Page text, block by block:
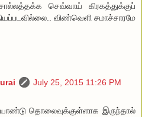
செவ்வாய் கிரகத்துக்குப்
விண்வெளி சமாச்சாரமே
July 25, 2015 11:26 PM
தொலைவுக்குள்ளாக இருந்தால்